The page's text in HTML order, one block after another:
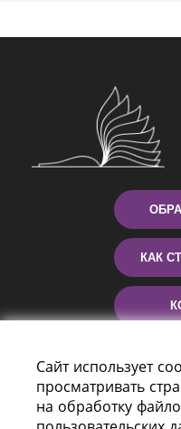
КАК
Сайт использует
просматривать
на обработку